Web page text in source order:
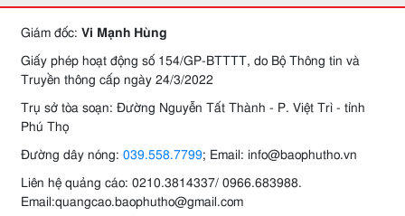
Giám đốc: Vi Mạnh Hùng
Giấy phép hoạt động số 154/GP-BTTTT, do Bộ Thông tin và
Truyền thông cấp ngày 24/3/2022
Trụ sở tòa soạn: Đường Nguyễn Tất Thành - P. Việt Trì - tỉnh
Phú Thọ
Đường dây nóng: 039.558.7799; Email: info@baophutho.vn
Liên hệ quảng cáo: 0210.3814337/ 0966.683988.
Email:quangcao.baophutho@gmail.com